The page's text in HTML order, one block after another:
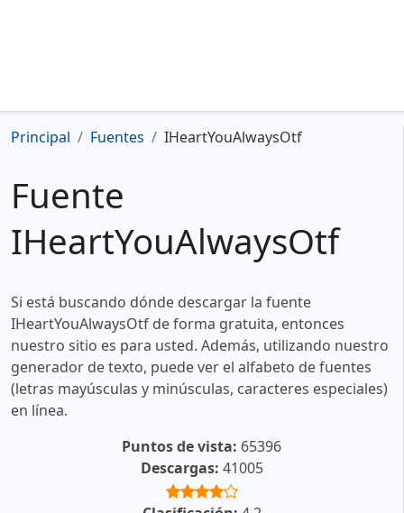
Principal Fuentes IHeartYouAlwaysOtf
Fuente
IHeartYouAlwaysOtf
Si está buscando dónde descargar la fuente
IHeartYouAlwaysOtf de forma gratuita, entonces
nuestro sitio es para usted. Además, utilizando nuestro
generador de texto, puede ver el alfabeto de fuentes
(letras mayúsculas y minúsculas, caracteres especiales)
en línea.
Puntos de vista: 65396
Descargas: 41005